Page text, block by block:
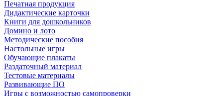
Печатная продукция
Дидактические карточки
Книги для дошкольников
Домино и лото
Методические пособия
Настольные игры
Обучающие плакаты
Раздаточный материал
Тестовые материалы
Развивающие ПО
Игры с возможностью самопроверки